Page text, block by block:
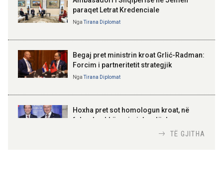
Kosovë!
100-vjetori i themelimit të
Urdhrit të Skënderbeut
paraqet Letrat Kredenciale
NgaTirana Diplomat
Begaj pret ministrin kroat Grlić-Radman:
Forcim i partneritetit strategjik
NgaTirana Diplomat
Hoxha pret sot homologun kroat, në
fokus bashkëpunimi dypalësh
TË GJITHA